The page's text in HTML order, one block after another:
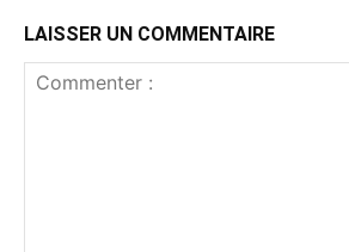
LAISSER UN COMMENTAIRE